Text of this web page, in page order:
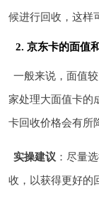
候进行回收，这样
2. 京东卡的面值
一般来说，面值
家处理大面值卡的
卡回收价格会有所
实操建议 ：尽量
收，以获得更好的